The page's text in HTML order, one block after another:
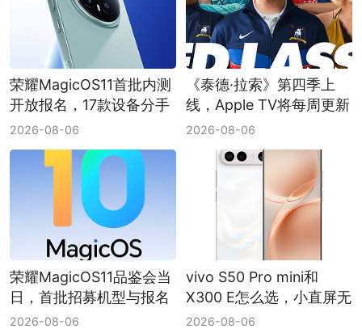
荣耀MagicOS11首批内测
开放报名，17款设备分手
机和平板两档推送
2026-08-06
《泰德·拉索》第四季上
线，Apple TV将每周更新
至10月7日
2026-08-06
荣耀MagicOS11品鉴会当
日，首批招募机型与报名
入口仍待官方说明
2026-08-06
vivo S50 Pro mini和
X300 E怎么选，小直屏无
线充对比7200mAh和蔡
2026-08-06